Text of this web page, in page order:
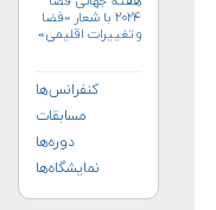
۲۰۲۴ با شعار «فضا
و تغییرات اقلیمی»
کنفرانس‌ها
مسابقات
دوره‌ها
نمایشگاه‌ها